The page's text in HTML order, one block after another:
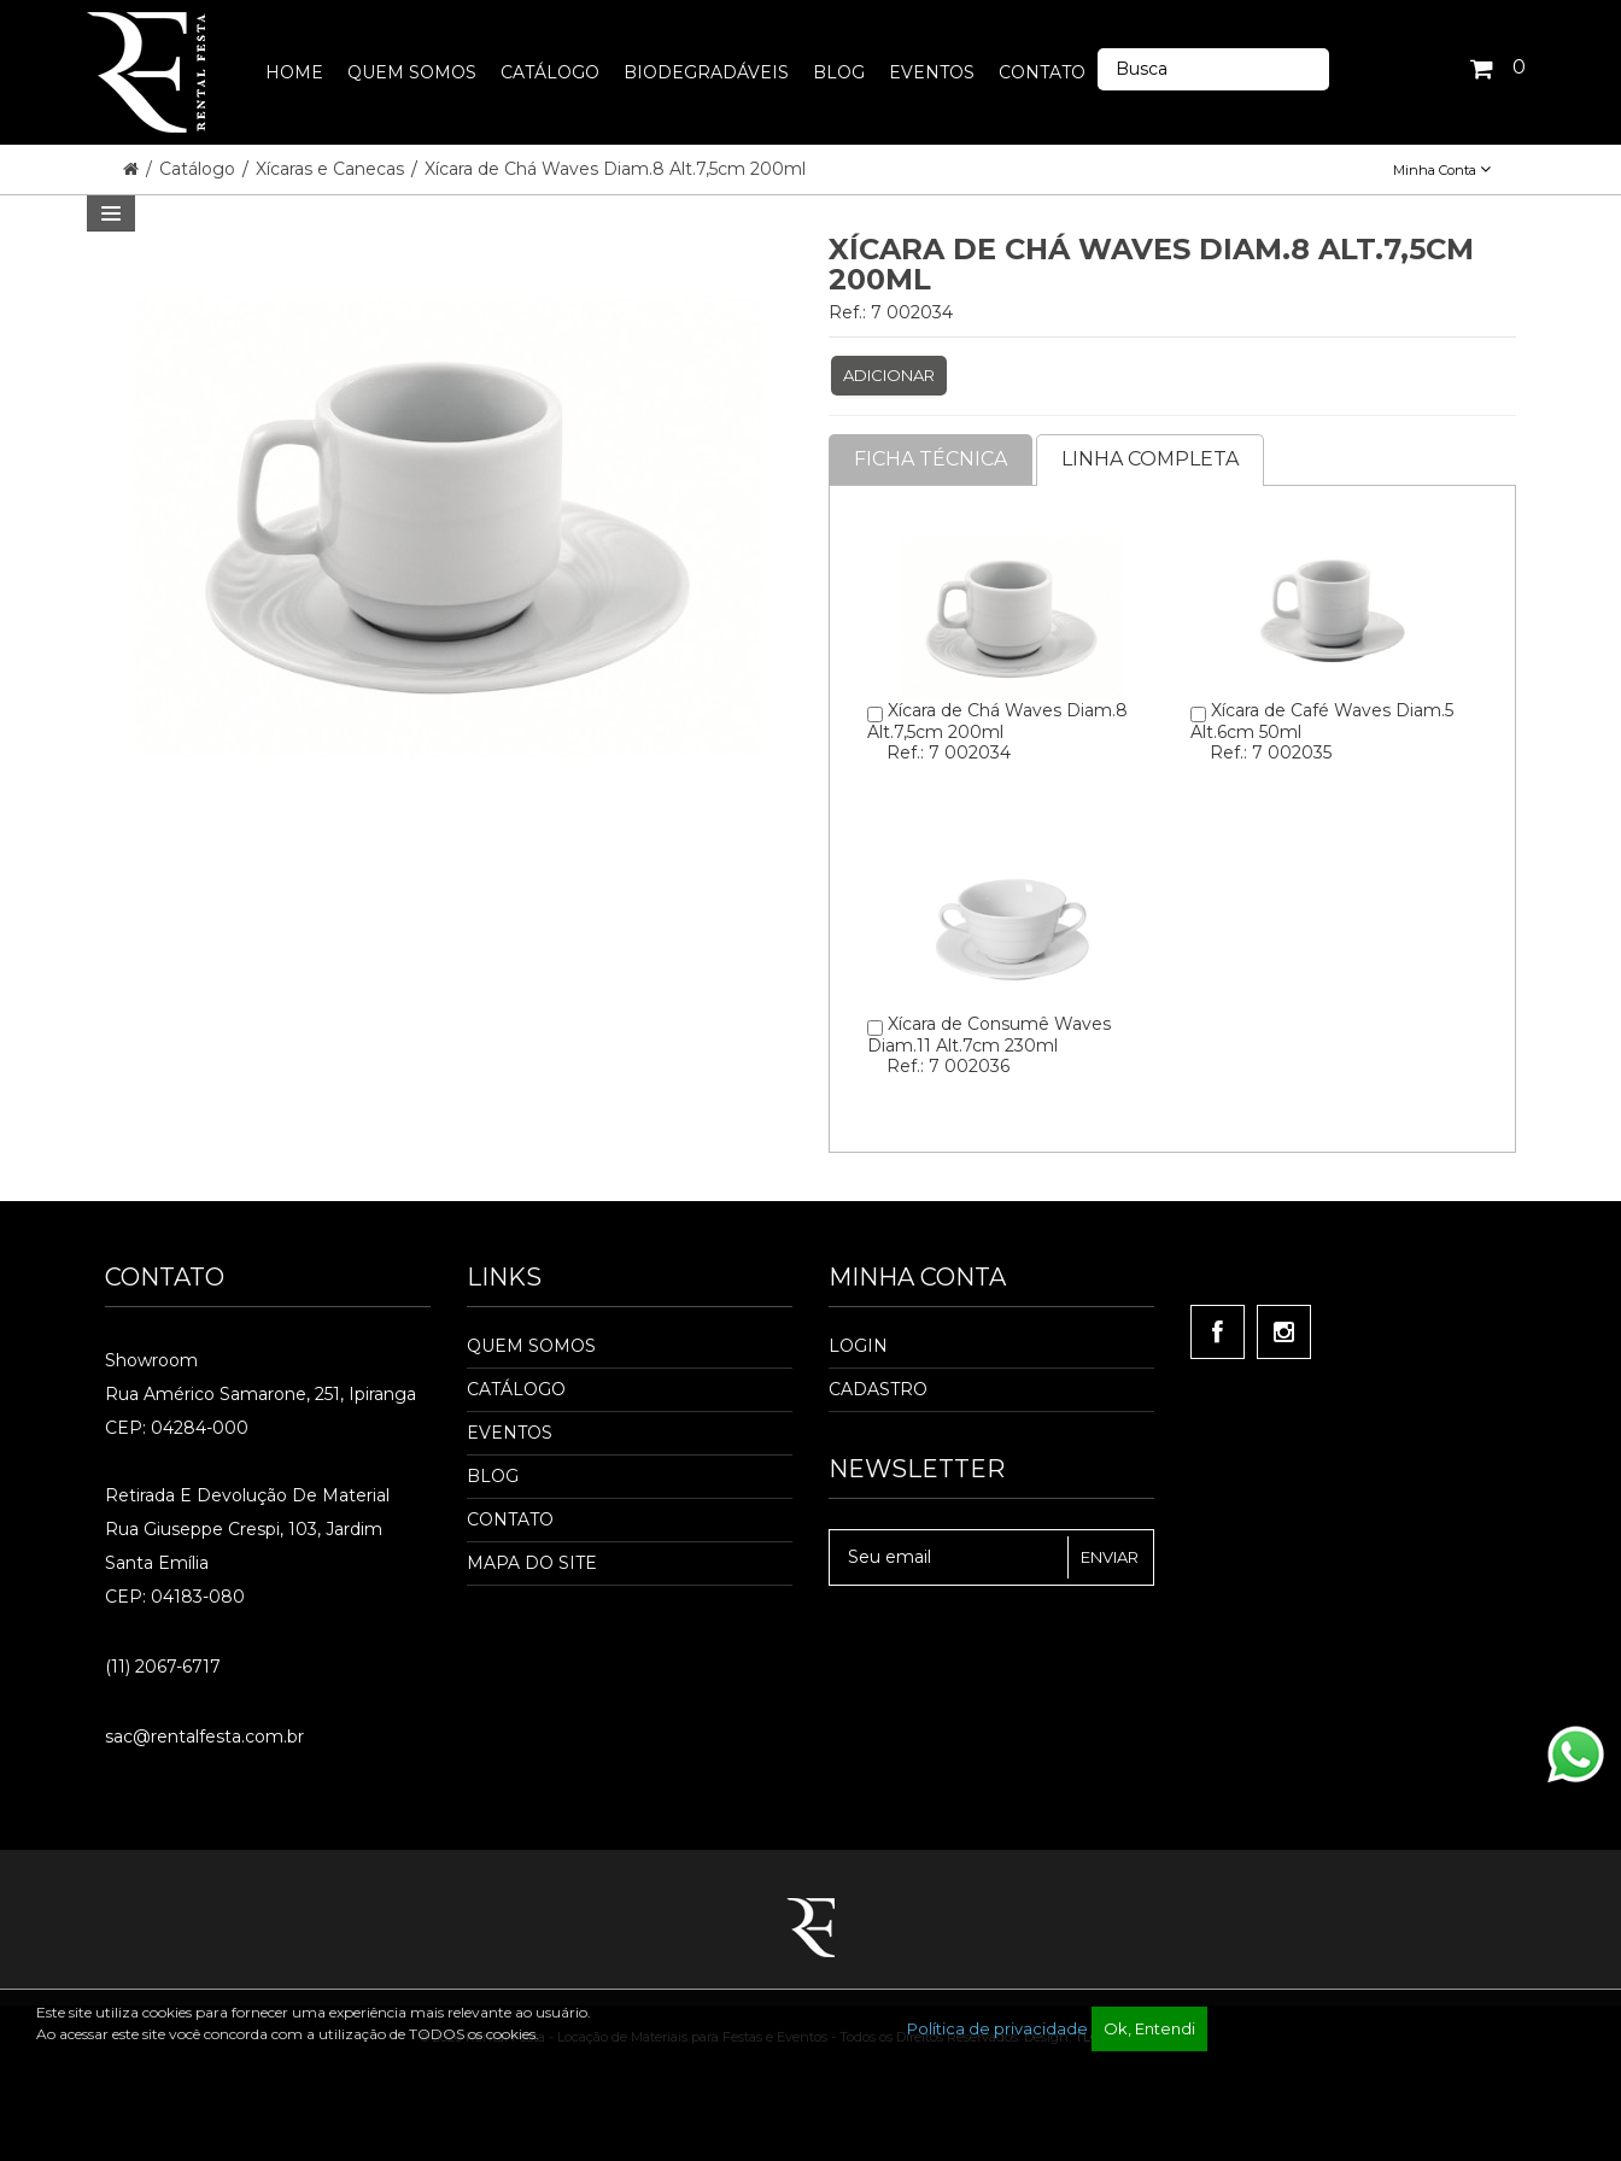
HOME QUEM SOMOS CATÁLOGO BIODEGRADÁVEIS BLOG EVENTOS CONTATO 0
/ Catálogo / Xícaras e Canecas / Xícara de Chá Waves Diam.8 Alt.7,5cm 200ml Minha Conta
XÍCARA DE CHÁ WAVES DIAM.8 ALT.7,5CM
200ML
Ref.: 7 002034
ADICIONAR
FICHA TÉCNICA LINHA COMPLETA
Xícara de Chá Waves Diam.8
Alt.7,5cm 200ml
Ref.: 7 002034
Xícara de Café Waves Diam.5
Alt.6cm 50ml
Ref.: 7 002035
Xícara de Consumê Waves
Diam.11 Alt.7cm 230ml
Ref.: 7 002036
CONTATO
Showroom
Rua Américo Samarone, 251, Ipiranga
CEP: 04284-000
Retirada E Devolução De Material
Rua Giuseppe Crespi, 103, Jardim
Santa Emília
CEP: 04183-080
(11) 2067-6717
sac@rentalfesta.com.br
LINKS
QUEM SOMOS
CATÁLOGO
EVENTOS
BLOG
CONTATO
MAPA DO SITE
MINHA CONTA
LOGIN
CADASTRO
NEWSLETTER
® 2026 Rental Festa - Locação de Materiais para Festas e Eventos - Todos os Direitos Reservados. Design:TLG Agência Digital
Este site utiliza cookies para fornecer uma experiência mais relevante ao usuário.
Ao acessar este site você concorda com a utilização de TODOS os cookies.
Política de privacidade Ok, Entendi